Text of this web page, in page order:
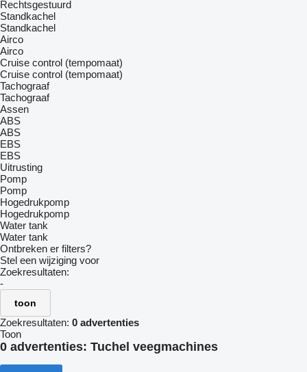
Rechtsgestuurd
Standkachel
Standkachel
Airco
Airco
Cruise control (tempomaat)
Cruise control (tempomaat)
Tachograaf
Tachograaf
Assen
ABS
ABS
EBS
EBS
Uitrusting
Pomp
Pomp
Hogedrukpomp
Hogedrukpomp
Water tank
Water tank
Ontbreken er filters?
Stel een wijziging voor
Zoekresultaten:
-
toon
Zoekresultaten: 0 advertenties
Toon
0 advertenties: Tuchel veegmachines